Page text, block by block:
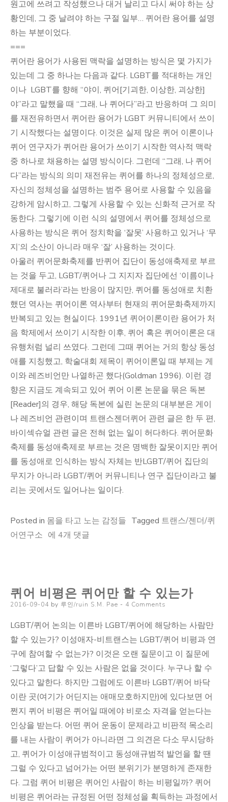
문
ver.01
원고에 쓰려고 작성했으나 대거 날리고 다시 써야 하는 상
황인데, 그 중 날려야 하는 구절 일부… 퀴어란 용어를 설명
하는 부분이었다.
===
퀴어란 용어가 사용된 맥락을 설명하는 방식은 몇 가지가
있는데 그 중 하나는 다음과 같다. LGBT를 적대하는 개인
이나 LGBT를 향해 “야이, 퀴어[기괴한, 이상한, 괴상한]
야”라고 말했을 때 “그래, 나 퀴어다”라고 반응하며 그 의미
를 재전유하면서 퀴어란 용어가 LGBT 커뮤니티에서 쓰이
기 시작했다는 설명이다. 이것은 실제 많은 퀴어 이론이나
퀴어 연구자가 퀴어란 용어가 쓰이기 시작한 역사적 맥락
중 하나로 채용하는 설명 방식이다. 그런데 “그래, 나 퀴어
다”라는 방식의 의미 재전유는 퀴어를 하나의 정체성으로,
자신의 정체성을 설명하는 범주 용어로 사용할 수 있음을
강하게 암시하고, 그렇게 사용할 수 있는 신화적 근거로 작
동한다. 그렇기에 이런 식의 설명에서 퀴어를 정체성으로
사용하는 방식은 퀴어 정치학을 ‘잘못’ 사용하고 있거나 ‘무
지’의 소산이 아니라 매우 ‘잘’ 사용하는 것이다.
아울러 퀴어문화축제를 반퀴어 집단이 동성애축제로 부르
는 것을 두고, LGBT/퀴어나 그 지지자 집단에선 ‘이름이나
제대로 불러라’라는 반응이 많지만, 퀴어를 동성애로 치환
했던 역사는 퀴어이론 역사부터 현재의 퀴어문화축제까지
반복되고 있는 현실이다. 1991년 퀴어이론이란 용어가 처
음 학제에서 쓰이기 시작한 이후, 퀴어 혹은 퀴어이론은 대
유행처럼 널리 쓰였다. 그런데 그때 퀴어는 거의 항상 동성
애를 지칭했고, 학술대회 제목이 퀴어이론일 때 부제는 게
이와 레즈비언만 나열하곤 했다(Goldman 1996). 이런 경
향은 지금도 계속되고 있어 퀴어 이론 논문을 묶은 독본
[Reader]의 경우, 해당 독본에 실린 논문의 대부분은 게이
나 레즈비언 관련이며 트랜스젠더퀴어 관련 글은 한 두 편,
바이섹슈얼 관련 글은 전혀 없는 일이 허다하다. 퀴어문화
축제를 동성애축제로 부르는 것은 명백한 잘못이지만 퀴어
를 동성애로 인식하는 방식 자체는 반LGBT/퀴어 집단의
무지가 아니라 LGBT/퀴어 커뮤니티나 연구 집단이라고 불
리는 곳에서도 일어나는 일이다.
Posted in 몸을 타고 노는 감정들 Tagged 트랜스/젠더/퀴
어연구소 ‘그
어
다’의
의
미
탐
문
에 4개 댓글
퀴어 비평은 퀴어만 할 수 있는가
Posted
2016-09-04 by 루인/ruin S.M. Pae 4 Comments
LGBT/퀴어 논의는 이른바 LGBT/퀴어에 해당하는 사람만
할 수 있는가? 이성애자-비트랜스는 LGBT/퀴어 비평과 연
구에 참여할 수 없는가? 이것은 오랜 질문이고 이 질문에
‘그렇다’고 답할 수 있는 사람은 없을 것이다. 누구나 할 수
있다고 말한다. 하지만 그럼에도 이른바 LGBT/퀴어 바닥
이란 곳(여기가 어딘지는 애매모호하지만)에 있다보면 어
쩐지 퀴어 비평은 퀴어일 때에야 비로소 자격을 얻는다는
인상을 받는다. 어떤 퀴어 운동이 문제라고 비판적 목소리
를 내는 사람이 퀴어가 아니라면 그 의견은 다소 무시당하
고, 퀴어가 이성애규범적이고 동성애규범적 발언을 할 땐
그럴 수 있다고 넘어가는 어떤 분위기가 분명하게 존재한
다. 그럼 퀴어 비평은 퀴어인 사람이 하는 비평일까? 퀴어
비평은 퀴어라는 규정된 어떤 정체성을 획득하는 과정에서